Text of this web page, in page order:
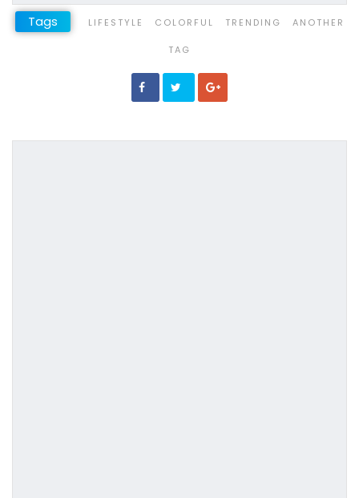
Tags LIFESTYLE COLORFUL TRENDING ANOTHER
TAG